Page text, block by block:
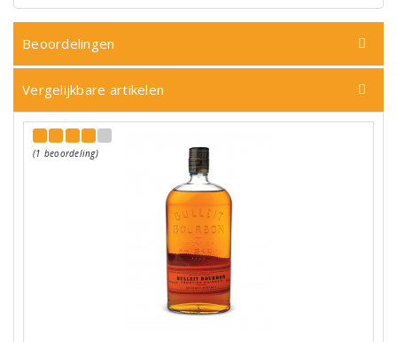
Beoordelingen
Vergelijkbare artikelen
(1 beoordeling)